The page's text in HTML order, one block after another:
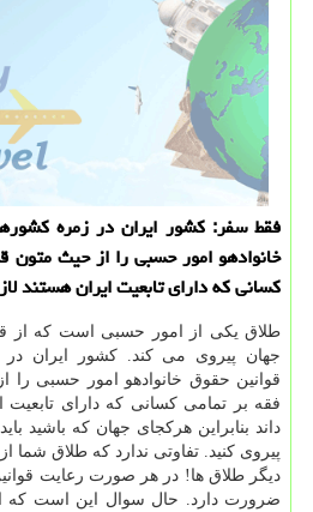
فقط سفر: كشور ایران در زمره
خانوادهو امور حسبی را از حیث متون
كسانی كه دارای تابعیت ایران هستند
طلاق یکی از امور حسبی است که از
جهان پیروی می کند. کشور ایران
قوانین حقوق خانوادهو امور حسبی را
فقه بر تمامی کسانی که دارای تابعیت
داند بنابراین هرکجای جهان که باشید
پیروی کنید. تفاوتی ندارد که طلاق شما
دیگر طلاق ها! در هر صورت رعایت
ضرورت دارد. حال سوال این است که